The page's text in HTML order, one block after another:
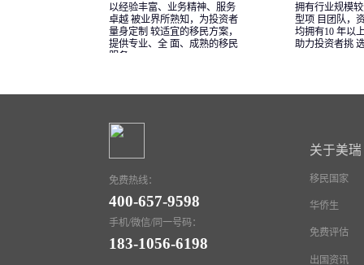
以经验丰富、业务精神、服务
卓越 被业界所熟知，为投资者
量身定制 较适宜的移民方案，
提供专业、全 面、成熟的移民
服务
拥有行业规模
型项 目团队，
均拥有10 年以
助力投资者挑
免费热线：
400-657-9598
手机/微信/同一号码：
183-1056-6198
关于美瑞
移民国家
华侨生
免费评估
出国资讯